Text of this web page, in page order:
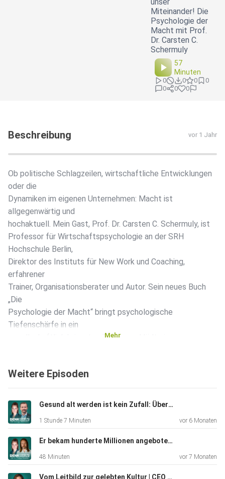
Miteinander! Die
Psychologie der
Macht mit Prof.
Dr. Carsten C.
Schermuly
57
Minuten
0 0 0
0
0
0 0
Beschreibung vor 1 Jahr
Ob politische Schlagzeilen, wirtschaftliche Entwicklungen
oder die
Dynamiken im eigenen Unternehmen: Macht ist
allgegenwärtig und
hochaktuell. Mein Gast, Prof. Dr. Carsten C. Schermuly, ist
Professor für Wirtschaftspsychologie an der SRH
Hochschule Berlin,
Direktor des Instituts für New Work und Coaching,
erfahrener
Trainer, Organisationsberater und Autor. Sein neues Buch
„Die
Psychologie der Macht“ bringt psychologische
Tiefenschärfe in ein
gesellschaftlich brisantes Thema und lädt ein, unsere
wichtige Unterscheidung zwischen Macht und Status -
Belohnungssysteme oft mehr schaden als nutzen - Wie
Verheimlichung
zur Machtsicherung genutzt wird - Wie sich die Empathie
verändert,
wenn Menschen mächtiger werden - Wie ein
Umgang mit Macht in Organisationen aussehen kann - Ob
Mehr
Weitere Episoden
Gesund alt werden ist kein Zufall: Über Longevity, Stoizismus und die Kraft des Turnarounds mit Georgiy Michailov
1 Stunde 7 Minuten vor 6 Monaten
Er bekam hunderte Millionen angeboten - und lehnte ab! Wie man wächst, ohne sich zu verkaufen - mit Dr. Philipp Baaske
48 Minuten vor 7 Monaten
Vom Leitbild zur gelebten Kultur | CEO der Badenova über gelingende Transformation | mit Hans-Martin Hellebrand